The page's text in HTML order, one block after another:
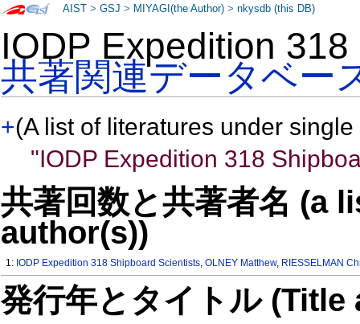
IODP Expedition
共著関連データベー
+(A list of literatures under
"IODP Expedition 318
共著回数と共著者名 (a
author(s))
1: IODP Expedition 318 Shipboard Scientists,OLNEY Matthew, RIESSELMAN
発行年とタイトル
AIST >GSJ > MIYAGI(the Author) >nkysdb (this DB)